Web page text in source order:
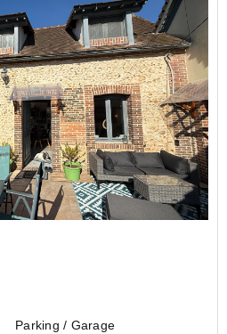
Parking / Garage